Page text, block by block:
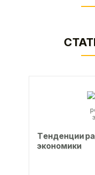
Тeндeнции
экoнoмики